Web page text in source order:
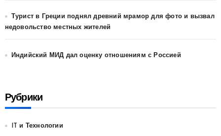
Турист в Греции поднял древний мрамор для фото и вызвал
недовольство местных жителей
Индийский МИД дал оценку отношениям с Россией
Рубрики
IT и Технологии